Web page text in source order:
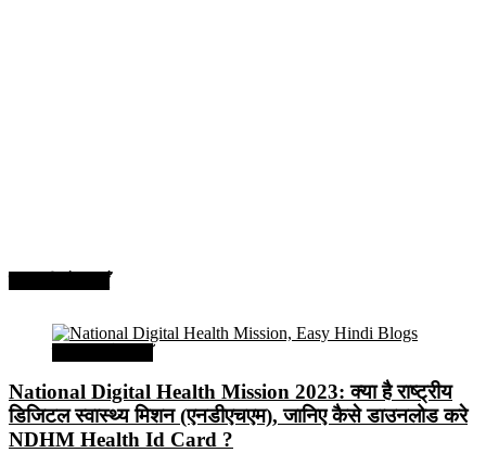
National Digital Health Mission 2023: क्या है राष्ट्रीय
डिजिटल स्वास्थ्य मिशन (एनडीएचएम), जानिए कैसे डाउनलोड करे
NDHM Health Id Card ?